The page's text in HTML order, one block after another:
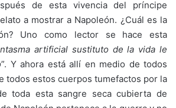
de esta vivencia del príncipe
a mostrar a Napoleón. ¿Cuál es la
Uno como lector se hace esta
artificial sustituto de la vida le
”. Y ahora está allí en medio de todos
todos estos cuerpos tumefactos por la
toda esta sangre seca cubierta de